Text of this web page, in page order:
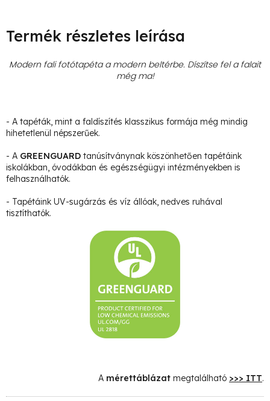
Termék részletes leírása
Modern fali fotótapéta a modern beltérbe. Díszítse fel a falait
még ma!
- A tapéták, mint a faldíszítés klasszikus formája még mindig
hihetetlenül népszerűek.
- A GREENGUARD tanúsítványnak köszönhetően tapétáink
iskolákban, óvodákban és egészségügyi intézményekben is
felhasználhatók.
- Tapétáink UV-sugárzás és víz állóak, nedves ruhával
tisztíthatók.
A mérettáblázat megtalálható >>> ITT.